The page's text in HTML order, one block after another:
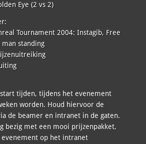
Eye (2 vs 2)
Tournament 2004: Instagib, Free
standing
tijden, tijdens het evenement
worden. Houd hiervoor de
de beamer en intranet in de gaten.
bezig met een mooi prijzenpakket,
op het intranet